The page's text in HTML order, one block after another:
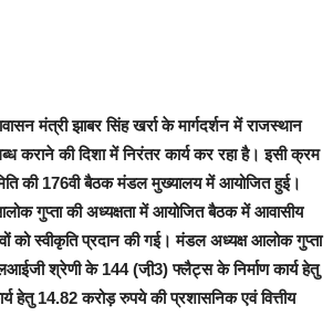
मंत्री झाबर सिंह खर्रा के मार्गदर्शन में राजस्थान
की दिशा में निरंतर कार्य कर रहा है। इसी क्रम
की 176वी बैठक मंडल मुख्यालय में आयोजित हुई।
गुप्ता की अध्यक्षता में आयोजित बैठक में आवासीय
को स्वीकृति प्रदान की गई। मंडल अध्यक्ष आलोक गुप्ता
श्रेणी के 144 (जी़3) फ्लैट्स के निर्माण कार्य हेतु
हेतु 14.82 करोड़ रुपये की प्रशासनिक एवं वित्तीय